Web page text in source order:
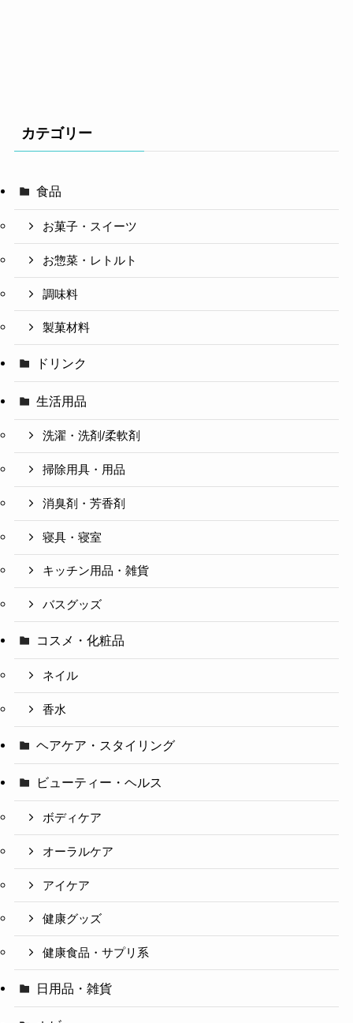
カテゴリー
食品
お菓子・スイーツ
お惣菜・レトルト
調味料
製菓材料
ドリンク
生活用品
洗濯・洗剤/柔軟剤
掃除用具・用品
消臭剤・芳香剤
寝具・寝室
キッチン用品・雑貨
バスグッズ
コスメ・化粧品
ネイル
香水
ヘアケア・スタイリング
ビューティー・ヘルス
ボディケア
オーラルケア
アイケア
健康グッズ
健康食品・サプリ系
日用品・雑貨